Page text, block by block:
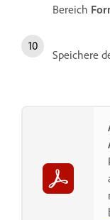
Bereich
Speichere